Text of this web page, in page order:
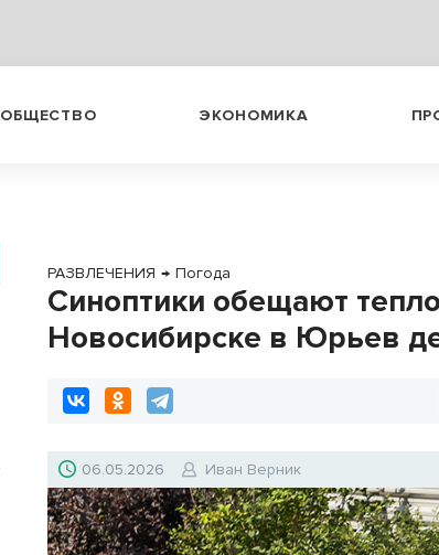
ОБЩЕСТВО ЭКОНОМИКА
РАЗВЛЕЧЕНИЯ → Погода
Синоптики обещают
Новосибирске в Юрьев
06.05.2026 Иван Верник